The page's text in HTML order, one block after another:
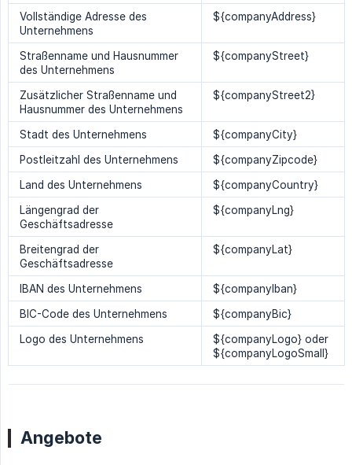
Vollständige Adresse des
Unternehmens
${companyAddress}
Straßenname und Hausnummer
des Unternehmens
${companyStreet}
Zusätzlicher Straßenname und
Hausnummer des Unternehmens
${companyStreet2}
Stadt des Unternehmens
${companyCity}
Postleitzahl des Unternehmens
${companyZipcode}
Land des Unternehmens
${companyCountry}
Längengrad der
Geschäftsadresse
${companyLng}
Breitengrad der
Geschäftsadresse
${companyLat}
IBAN des Unternehmens
${companyIban}
BIC-Code des Unternehmens
${companyBic}
Logo des Unternehmens
${companyLogo} oder
${companyLogoSmall}
Angebote